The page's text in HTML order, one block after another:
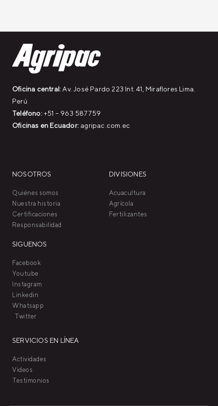
Oficina central: Av. José Pardo 223 Int. 41, Miraflores Lima.
Perú
Teléfono:+51 – 963 587759
Oficinas en Ecuador: agripac.com.ec
NOSOTROS
Quiénes somos
Nuestra historia
Certificaciones
Responsabilidad
SIGUENOS
Facebook
Youtube
Instagram
Linkedin
Whatsapp
Twitter
DIVISIONES
Acuacultura
Agrícola
Fertilizantes
SERVICIOS EN LÍNEA
Actividades
Videos
Testimonios